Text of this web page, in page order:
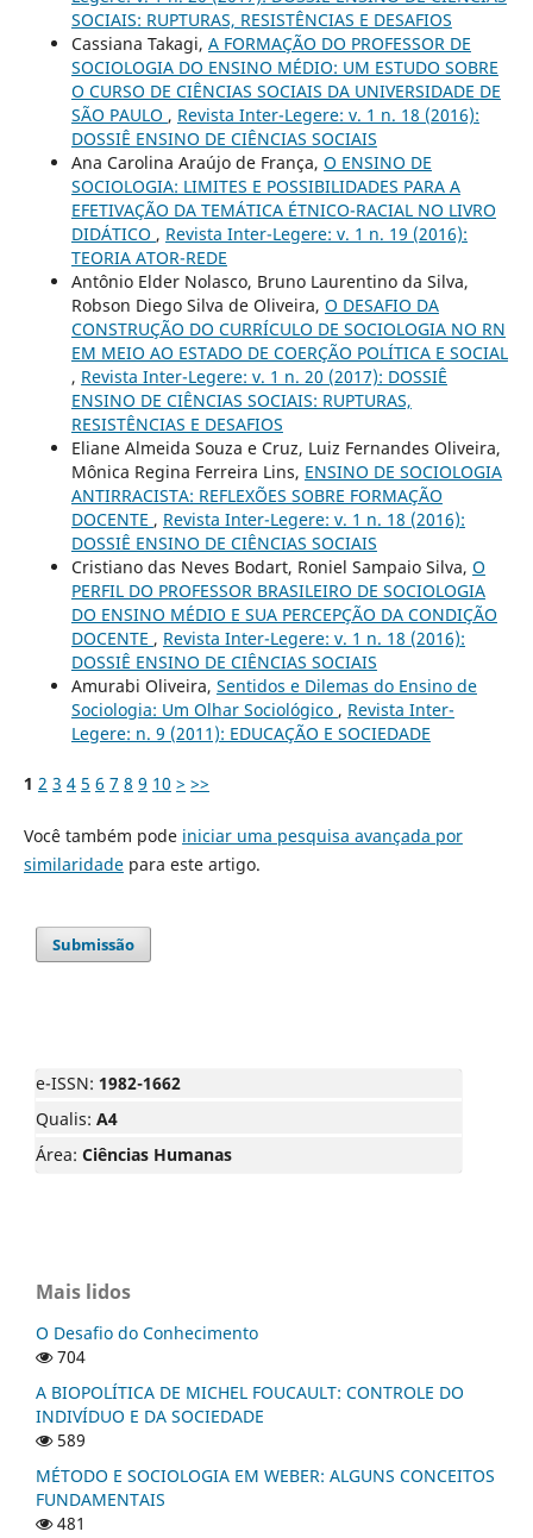
SOCIAIS: RUPTURAS, RESISTÊNCIAS E DESAFIOS
Cassiana Takagi, A FORMAÇÃO DO PROFESSOR DE
SOCIOLOGIA DO ENSINO MÉDIO: UM ESTUDO SOBRE
O CURSO DE CIÊNCIAS SOCIAIS DA UNIVERSIDADE DE
SÃO PAULO , Revista Inter-Legere: v. 1 n. 18 (2016):
DOSSIÊ ENSINO DE CIÊNCIAS SOCIAIS
Ana Carolina Araújo de França, O ENSINO DE
SOCIOLOGIA: LIMITES E POSSIBILIDADES PARA A
EFETIVAÇÃO DA TEMÁTICA ÉTNICO-RACIAL NO LIVRO
DIDÁTICO , Revista Inter-Legere: v. 1 n. 19 (2016):
TEORIA ATOR-REDE
Antônio Elder Nolasco, Bruno Laurentino da Silva,
Robson Diego Silva de Oliveira, O DESAFIO DA
CONSTRUÇÃO DO CURRÍCULO DE SOCIOLOGIA NO RN
EM MEIO AO ESTADO DE COERÇÃO POLÍTICA E SOCIAL
, Revista Inter-Legere: v. 1 n. 20 (2017): DOSSIÊ
ENSINO DE CIÊNCIAS SOCIAIS: RUPTURAS,
RESISTÊNCIAS E DESAFIOS
Eliane Almeida Souza e Cruz, Luiz Fernandes Oliveira,
Mônica Regina Ferreira Lins, ENSINO DE SOCIOLOGIA
ANTIRRACISTA: REFLEXÕES SOBRE FORMAÇÃO
DOCENTE , Revista Inter-Legere: v. 1 n. 18 (2016):
DOSSIÊ ENSINO DE CIÊNCIAS SOCIAIS
Cristiano das Neves Bodart, Roniel Sampaio Silva, O
PERFIL DO PROFESSOR BRASILEIRO DE SOCIOLOGIA
DO ENSINO MÉDIO E SUA PERCEPÇÃO DA CONDIÇÃO
DOCENTE , Revista Inter-Legere: v. 1 n. 18 (2016):
DOSSIÊ ENSINO DE CIÊNCIAS SOCIAIS
Amurabi Oliveira, Sentidos e Dilemas do Ensino de
Sociologia: Um Olhar Sociológico , Revista Inter-
Legere: n. 9 (2011): EDUCAÇÃO E SOCIEDADE
1 2 3 4 5 6 7 8 9 10 > >>
Você também pode iniciar uma pesquisa avançada por
similaridadepara este artigo.
Submissão
e-ISSN: 1982-1662
Qualis: A4
Área: Ciências Humanas
Mais lidos
O Desafio do Conhecimento
704
A BIOPOLÍTICA DE MICHEL FOUCAULT: CONTROLE DO
INDIVÍDUO E DA SOCIEDADE
589
MÉTODO E SOCIOLOGIA EM WEBER: ALGUNS CONCEITOS
FUNDAMENTAIS
481